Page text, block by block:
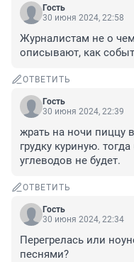
Гость
30 июня 2024, 22:58
Журналистам не о
описывают, как
ОТВЕТИТЬ
Гость
30 июня 2024, 22:39
жрать на ночи пиццу
грудку куриную.
углеводов не будет.
ОТВЕТИТЬ
Гость
30 июня 2024, 22:34
Перегрелась или
песнями?